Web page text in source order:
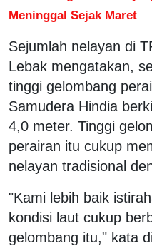
Meninggal Sejak Maret
Sejumlah nelayan di
Lebak mengatakan,
tinggi gelombang
Samudera Hindia
4,0 meter. Tinggi
perairan itu cukup
nelayan tradisional
"Kami lebih baik
kondisi laut cukup
gelombang itu," kata